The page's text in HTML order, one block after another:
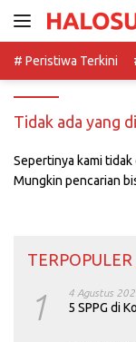
# Peristiwa Terkini
Tidak ada yang
Sepertinya kami tidak
Mungkin pencarian
TERPOPULER
1 4 Agustus
5 SPPG di